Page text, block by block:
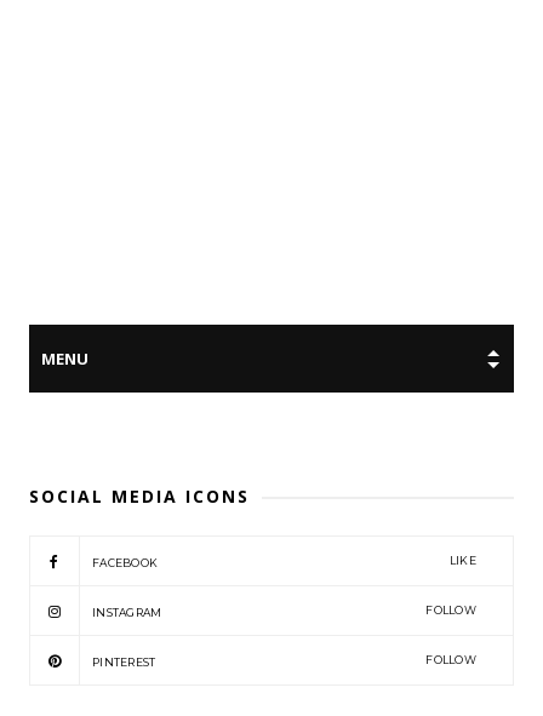
SOCIAL MEDIA ICONS
FACEBOOK LIKE
INSTAGRAM FOLLOW
PINTEREST FOLLOW